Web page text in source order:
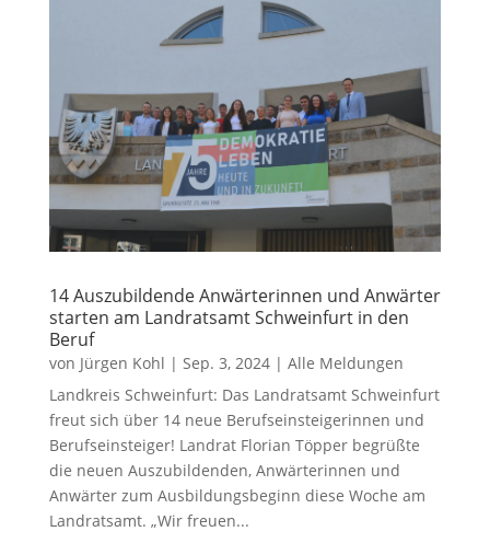
14 Auszubildende Anwärterinnen und Anwärter
starten am Landratsamt Schweinfurt in den
Beruf
von Jürgen Kohl | Sep. 3, 2024| Alle Meldungen
Landkreis Schweinfurt: Das Landratsamt Schweinfurt
freut sich über 14 neue Berufseinsteigerinnen und
Berufseinsteiger! Landrat Florian Töpper begrüßte
die neuen Auszubildenden, Anwärterinnen und
Anwärter zum Ausbildungsbeginn diese Woche am
Landratsamt. „Wir freuen...